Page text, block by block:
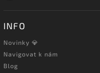
INFO
Novinky 💎
Navigovat k nám
Blog